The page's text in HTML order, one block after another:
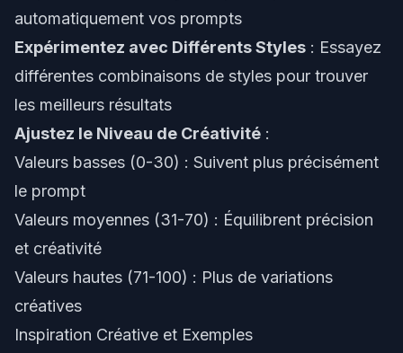
automatiquement vos prompts
Expérimentez avec Différents Styles : Essayez
différentes combinaisons de styles pour trouver
les meilleurs résultats
Ajustez le Niveau de Créativité :
Valeurs basses (0-30) : Suivent plus précisément
le prompt
Valeurs moyennes (31-70) : Équilibrent précision
et créativité
Valeurs hautes (71-100) : Plus de variations
créatives
Inspiration Créative et Exemples